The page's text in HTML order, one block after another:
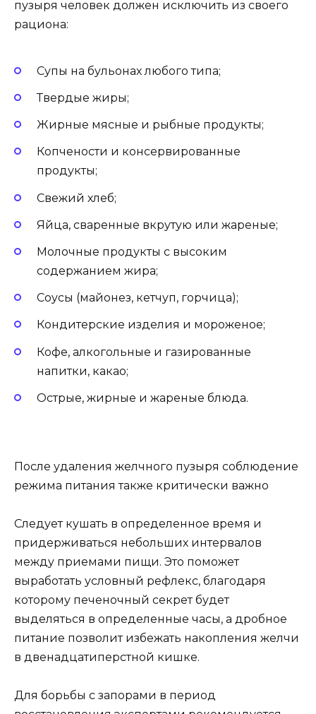
пузыря человек должен исключить из своего
рациона:
Супы на бульонах любого типа;
Твердые жиры;
Жирные мясные и рыбные продукты;
Копчености и консервированные
продукты;
Свежий хлеб;
Яйца, сваренные вкрутую или жареные;
Молочные продукты с высоким
содержанием жира;
Соусы (майонез, кетчуп, горчица);
Кондитерские изделия и мороженое;
Кофе, алкогольные и газированные
напитки, какао;
Острые, жирные и жареные блюда.
После удаления желчного пузыря соблюдение
режима питания также критически важно
Следует кушать в определенное время и
придерживаться небольших интервалов
между приемами пищи. Это поможет
выработать условный рефлекс, благодаря
которому печеночный секрет будет
выделяться в определенные часы, а дробное
питание позволит избежать накопления желчи
в двенадцатиперстной кишке.
Для борьбы с запорами в период